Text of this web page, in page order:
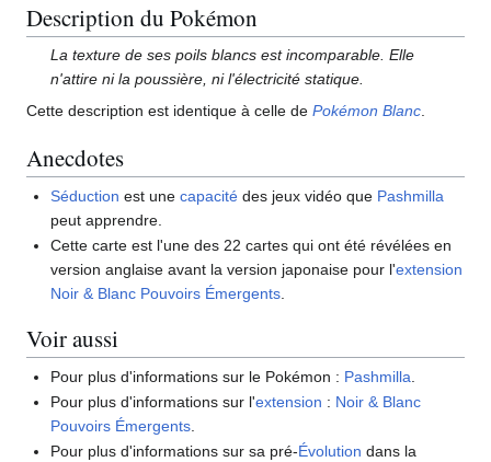
Description du Pokémon
La texture de ses poils blancs est incomparable. Elle
n'attire ni la poussière, ni l'électricité statique.
Cette description est identique à celle de Pokémon Blanc.
Anecdotes
Séduction est unecapacité des jeux vidéo que Pashmilla
peut apprendre.
Cette carte est l'une des 22 cartes qui ont été révélées en
version anglaise avant la version japonaise pour l'extension
Noir & Blanc Pouvoirs Émergents
Voir aussi
Pour plus d'informations sur le Pokémon : Pashmilla
Pour plus d'informations sur l'extension : Noir & Blanc
Pouvoirs Émergents
Pour plus d'informations sur sa pré-Évolution dans la